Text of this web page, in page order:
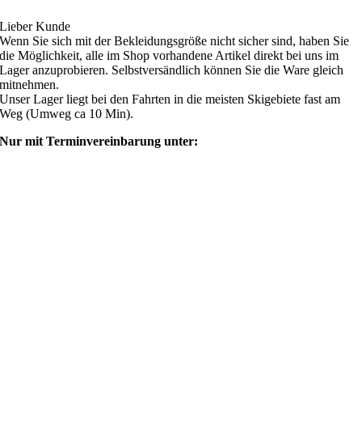
Lieber Kunde
Wenn Sie sich mit der Bekleidungsgröße nicht sicher sind, haben Sie
die Möglichkeit, alle im Shop vorhandene Artikel direkt bei uns im
Lager anzuprobieren. Selbstversändlich können Sie die Ware gleich
mitnehmen.
Unser Lager liegt bei den Fahrten in die meisten Skigebiete fast am
Weg (Umweg ca 10 Min).
Nur mit Terminvereinbarung unter: